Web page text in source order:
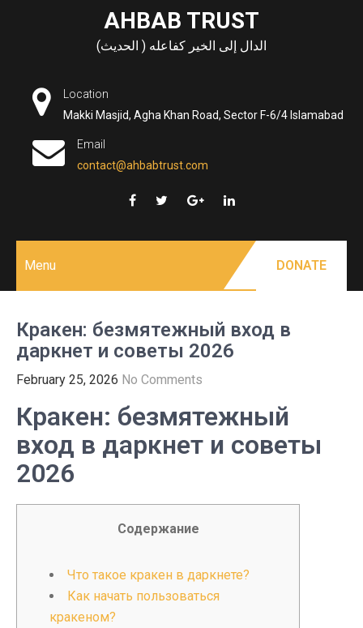
AHBAB TRUST
الدال إلى الخير كفاعله ( الحديث)
Location
Makki Masjid, Agha Khan Road, Sector F-6/4 Islamabad
Email
contact@ahbabtrust.com
Menu DONATE
Кракен: безмятежный вход в
даркнет и советы 2026
February 25, 2026 No Comments
Кракен: безмятежный
вход в даркнет и советы
2026
Содержание
Что такое кракен в даркнете?
Как начать пользоваться
кракеном?